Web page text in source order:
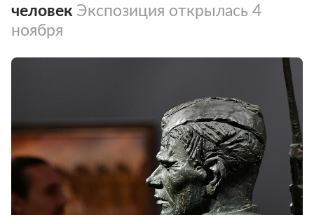
человек Экспозиция открылась 4
ноября